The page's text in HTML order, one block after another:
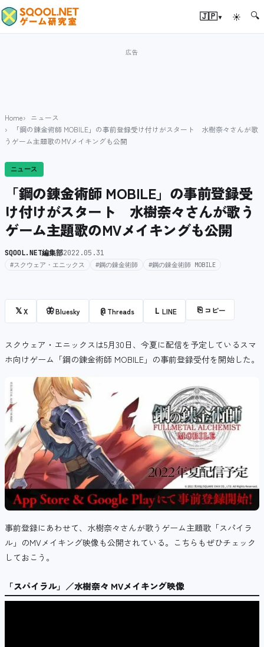
🇯🇵▾ ☀ 🔍
Home
ニュース
「鋼の錬金術師 MOBILE」の事前登録受け付けがスタート 水樹奈々さんが歌
うゲーム主題歌のMVメイキングも公開
ニュース
「鋼の錬金術師 MOBILE」の事前登録受
け付けがスタート 水樹奈々さんが歌う
ゲーム主題歌のMVメイキングも公開
SQOOL.NET編集部2022.05.31
#スクウェア・エニックス #鋼の錬金術師 #鋼の錬金術師 MOBILE
𝕏X 🦋Bluesky @ Threads L LINE ⎘ コピー
スクウェア・エニックスは5月30日、今夏に配信を予定しているスマ
ホ向けゲーム「鋼の錬金術師 MOBILE」の事前登録受付を開始した。
事前登録にあわせて、水樹奈々さんが歌うゲーム主題歌「スパイラ
ル」のMVメイキング映像も公開されている。こちらもぜひチェック
しておこう。
「スパイラル」／水樹奈々 MVメイキング映像